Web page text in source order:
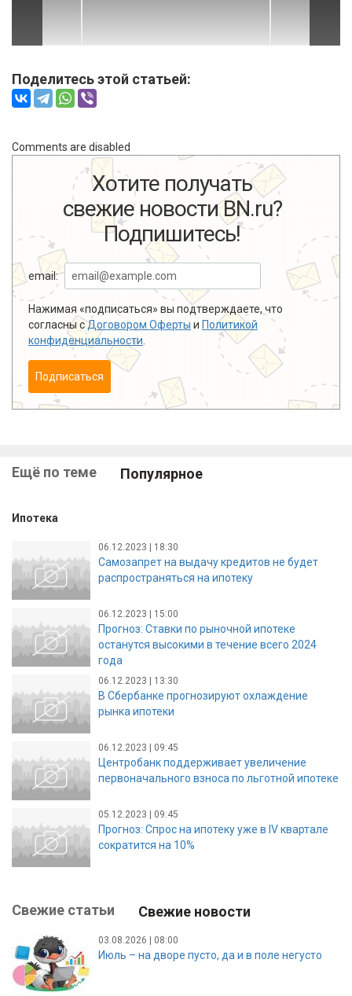
Поделитесь этой статьей:
Comments are disabled
Хотите получать
свежие новости BN.ru?
Подпишитесь!
email:
Нажимая «подписаться» вы подтверждаете, что
согласны сДоговором Оферты и Политикой
конфиденциальности
Подписаться
Ещё по теме Популярное
Ипотека
06.12.2023 | 18:30
Самозапрет на выдачу кредитов не будет
распространяться на ипотеку
06.12.2023 | 15:00
Прогноз: Ставки по рыночной ипотеке
останутся высокими в течение всего 2024
года
06.12.2023 | 13:30
В Сбербанке прогнозируют охлаждение
рынка ипотеки
06.12.2023 | 09:45
Центробанк поддерживает увеличение
первоначального взноса по льготной ипотеке
05.12.2023 | 09:45
Прогноз: Спрос на ипотеку уже в IV квартале
сократится на 10%
Свежие статьи Свежие новости
03.08.2026 | 08:00
Июль – на дворе пусто, да и в поле негусто